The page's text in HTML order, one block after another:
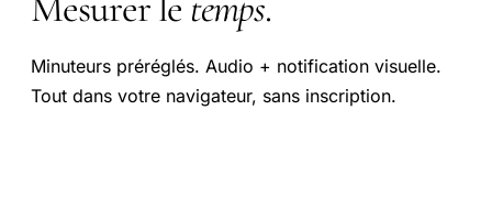
Minuteurs préréglés. Audio + notification visuelle.
Tout dans votre navigateur, sans inscription.